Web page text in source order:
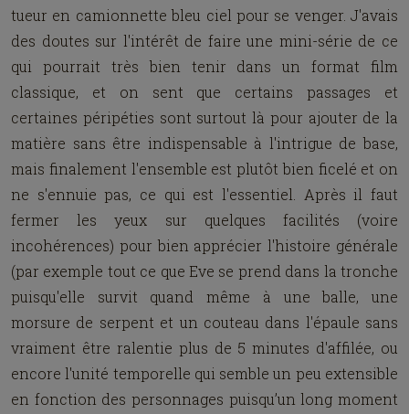
tueur en camionnette bleu ciel pour se venger. J'avais
des doutes sur l'intérêt de faire une mini-série de ce
qui pourrait très bien tenir dans un format film
classique, et on sent que certains passages et
certaines péripéties sont surtout là pour ajouter de la
matière sans être indispensable à l'intrigue de base,
mais finalement l'ensemble est plutôt bien ficelé et on
ne s'ennuie pas, ce qui est l'essentiel. Après il faut
fermer les yeux sur quelques facilités (voire
incohérences) pour bien apprécier l'histoire générale
(par exemple tout ce que Eve se prend dans la tronche
puisqu'elle survit quand même à une balle, une
morsure de serpent et un couteau dans l'épaule sans
vraiment être ralentie plus de 5 minutes d'affilée, ou
encore l'unité temporelle qui semble un peu extensible
en fonction des personnages puisqu’un long moment